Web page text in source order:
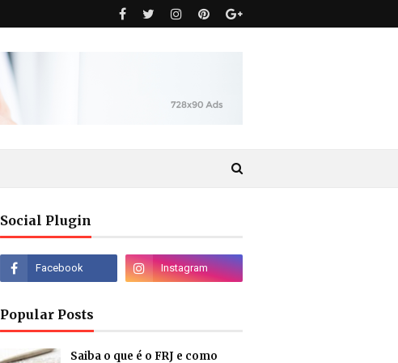
Social Plugin
Popular Posts
Saiba o que é o FRJ e como